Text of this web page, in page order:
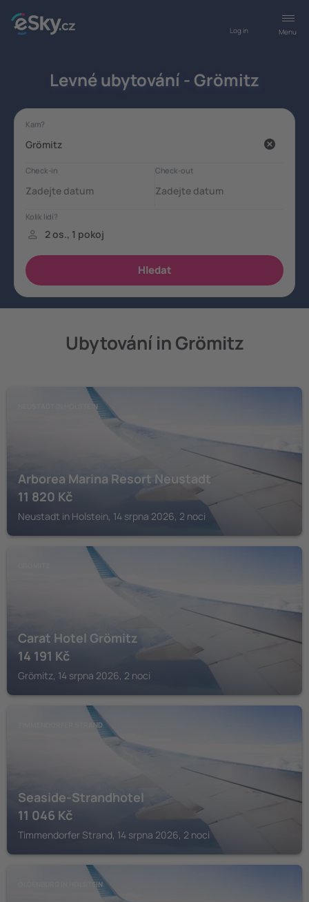
Menu
Log in
Levné ubytování - Grömitz
Ubytování in Grömitz
NEUSTADT IN HOLSTEIN
Arborea Marina Resort Neustadt
11 820 Kč
Neustadt in Holstein, 14 srpna 2026, 2 noci
Carat Hotel Grömitz
14 191 Kč
Grömitz, 14 srpna 2026, 2 noci
TIMMENDORFER STRAND
Seaside-Strandhotel
11 046 Kč
Timmendorfer Strand, 14 srpna 2026, 2 noci
OLDENBURG IN HOLSTEIN